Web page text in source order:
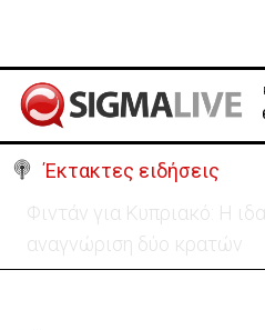
Έκτακτες ειδήσεις
Μεγάλο πακέτο όπλων από
-Κίνηση με μήνυμα προς